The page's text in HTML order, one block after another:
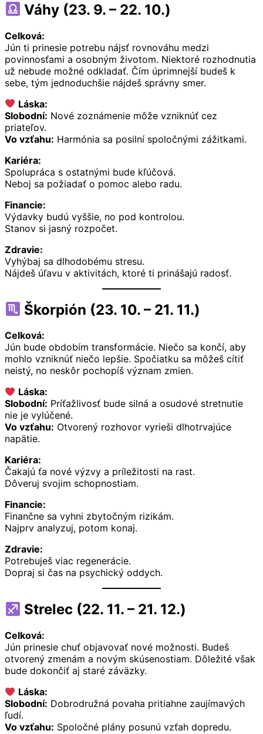
Váhy (23. 9. – 22. 10.)
Celková:
Jún ti prinesie potrebu nájsť rovnováhu medzi
povinnosťami a osobným životom. Niektoré rozhodnutia
už nebude možné odkladať. Čím úprimnejší budeš k
sebe, tým jednoduchšie nájdeš správny smer.
Láska:
Slobodní: Nové zoznámenie môže vzniknúť cez
priateľov.
Vo vzťahu: Harmónia sa posilní spoločnými zážitkami.
Kariéra:
Spolupráca s ostatnými bude kľúčová.
Neboj sa požiadať o pomoc alebo radu.
Financie:
Výdavky budú vyššie, no pod kontrolou.
Stanov si jasný rozpočet.
Zdravie:
Vyhýbaj sa dlhodobému stresu.
Nájdeš úľavu v aktivitách, ktoré ti prinášajú radosť.
Škorpión (23. 10. – 21. 11.)
Celková:
Jún bude obdobím transformácie. Niečo sa končí, aby
mohlo vzniknúť niečo lepšie. Spočiatku sa môžeš cítiť
neistý, no neskôr pochopíš význam zmien.
Láska:
Slobodní: Príťažlivosť bude silná a osudové stretnutie
nie je vylúčené.
Vo vzťahu: Otvorený rozhovor vyrieši dlhotrvajúce
napätie.
Kariéra:
Čakajú ťa nové výzvy a príležitosti na rast.
Dôveruj svojim schopnostiam.
Financie:
Finančne sa vyhni zbytočným rizikám.
Najprv analyzuj, potom konaj.
Zdravie:
Potrebuješ viac regenerácie.
Dopraj si čas na psychický oddych.
Strelec (22. 11. – 21. 12.)
Celková:
Jún prinesie chuť objavovať nové možnosti. Budeš
otvorený zmenám a novým skúsenostiam. Dôležité však
bude dokončiť aj staré záväzky.
Láska:
Slobodní: Dobrodružná povaha pritiahne zaujímavých
ľudí.
Vo vzťahu: Spoločné plány posunú vzťah dopredu.